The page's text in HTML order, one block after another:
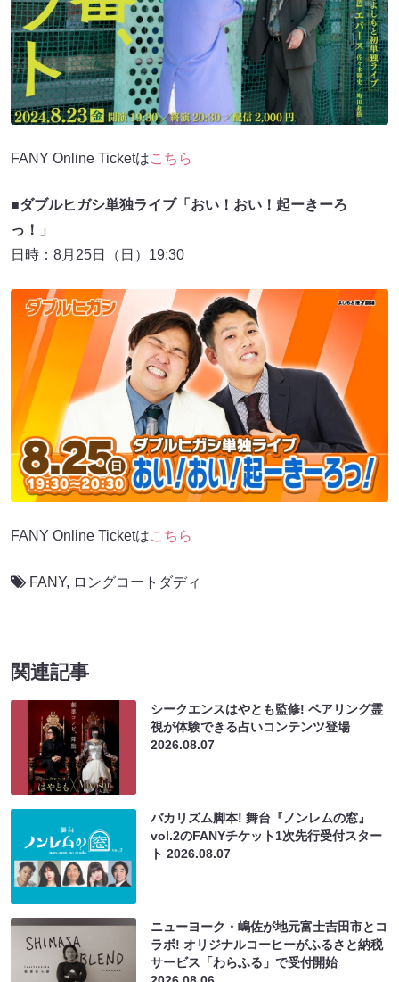
FANY Online Ticketはこちら
■ダブルヒガシ単独ライブ「おい！おい！起ーきーろ
っ！」
日時：8月25日（日）19:30
FANY Online Ticketはこちら
FANY, ロングコートダディ
関連記事
シークエンスはやとも監修! ペアリング霊
視が体験できる占いコンテンツ登場
2026.08.07
バカリズム脚本! 舞台『ノンレムの窓』
vol.2のFANYチケット1次先行受付スター
ト2026.08.07
ニューヨーク・嶋佐が地元富士吉田市とコ
ラボ! オリジナルコーヒーがふるさと納税
サービス「わらふる」で受付開始